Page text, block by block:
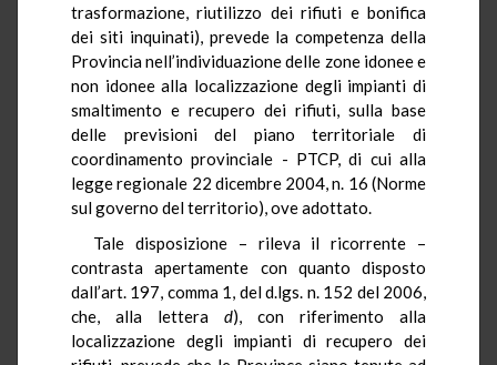
trasformazione, riutilizzo dei rifiuti e bonifica
dei siti inquinati), prevede la competenza della
Provincia nell’individuazione delle zone idonee e
non idonee alla localizzazione degli impianti di
smaltimento e recupero dei rifiuti, sulla base
delle previsioni del piano territoriale di
coordinamento provinciale - PTCP, di cui alla
legge regionale 22 dicembre 2004, n. 16 (Norme
sul governo del territorio), ove adottato.
Tale disposizione – rileva il ricorrente –
contrasta apertamente con quanto disposto
dall’art. 197, comma 1, del d.lgs. n. 152 del 2006,
che, alla lettera d), con riferimento alla
localizzazione degli impianti di recupero dei